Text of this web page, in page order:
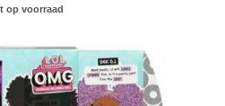
op voorraad